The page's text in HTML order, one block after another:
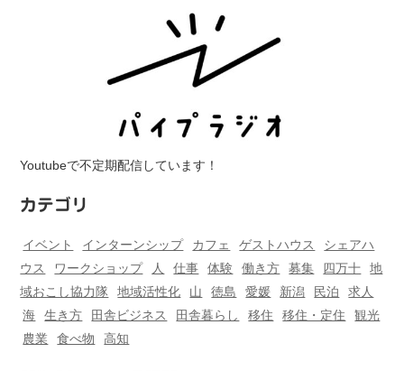
Youtubeで不定期配信しています！
カテゴリ
イベント インターンシップ カフェ ゲストハウス
シェアハ
ウス
ワークショップ 人 仕事 体験 働き方 募集 四万十
地
域おこし協力隊
地域活性化 山 徳島 愛媛 新潟 民泊
求人
海
生き方 田舎ビジネス 田舎暮らし 移住 移住・定住
観光
農業
食べ物 高知